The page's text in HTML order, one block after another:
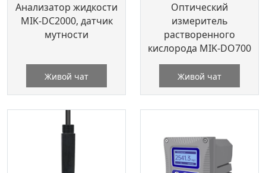
Анализатор жидкости
MIK-DC2000, датчик
мутности
Живой чат
Оптический
измеритель
растворенного
кислорода MIK-DO700
Живой чат